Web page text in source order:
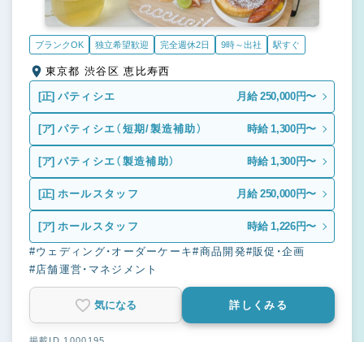
ブランクOK 独立希望歓迎 完全週休2日 9時～出社 駅すぐ
東京都 渋谷区 恵比寿西
[正] パティシエ 月給 250,000円〜
[ア] パティシエ（短期/製造補助） 時給 1,300円〜
[ア] パティシエ（製造補助） 時給 1,300円〜
[正] ホールスタッフ 月給 250,000円〜
[ア] ホールスタッフ 時給 1,226円〜
#ウェディング・オーダーケーキ#商品開発#販促・企画
#店舗運営・マネジメント
気になる 詳しくみる